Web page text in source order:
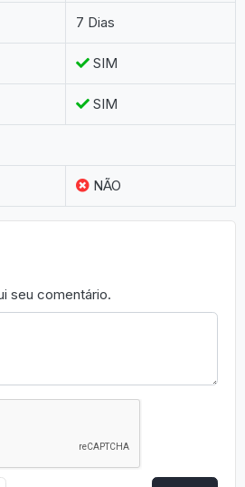
7 Dias
SIM
SIM
NÃO
seu comentário.